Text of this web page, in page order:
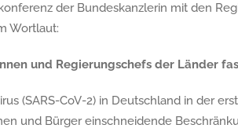
der Bundeskanzlerin mit den
Wortlaut:
und Regierungschefs der Länder
(SARS-CoV-2) in Deutschland in der
und Bürger einschneidende